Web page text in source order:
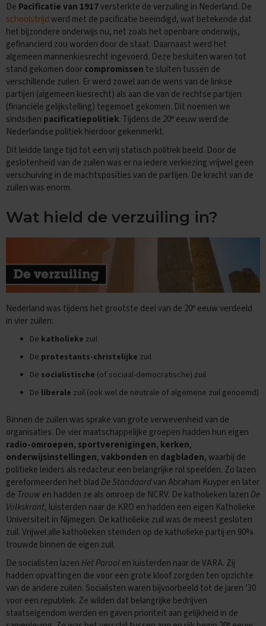
E
c
o
o
m
i
e
E
x
a
m
e
n
t
i
s
O
e
n
a
m
n
s
E
g
l
s
E
x
a
m
e
n
t
p
s
O
e
f
e
n
De Pacificatie van 1917versterkte de verzuiling in Nederland. De
schoolstrijdwerd met de pacificatie beëindigd, wat betekende dat
het bijzondere onderwijs nu, net zoals het openbare onderwijs,
gefinancierd zou worden door de staat. Daarnaast werd het
algemeen mannenkiesrecht ingevoerd. Deze besluiten waren tot
stand gekomen doorcompromissen te sluiten tussen de
verschillende zuilen. Er werd zowel aan de wens van de linkse
partijen (algemeen kiesrecht) als aan die van de rechtse partijen
(financiële gelijkstelling) tegemoet gekomen. Dit noemen we
sindsdien pacificatiepolitiek. Tijdens de 20e eeuw werd de
Nederlandse politiek hierdoor gekenmerkt.
Dit leidde lange tijd tot een vrij statisch politiek beeld. Door de
geslotenheid van de zuilen was er na iedere verkiezing vrijwel geen
verschuiving in de machtsposities van de partijen. De kracht van de
zuilen was enorm.
Wat hield de verzuiling in?
Nederland was tijdens het grootste deel van de 20e eeuw verdeeld
in vier zuilen:
De katholieke zuil
De protestants-christelijke zuil
De socialistische (of sociaal-democratische) zuil
De liberale zuil (ook wel de neutrale of algemene zuil genoemd)
Binnen de zuilen was sprake van grote verwevenheid van de
organisaties. De vier maatschappelijke groepen hadden hun eigen
radio-omroepen, sportverenigingen, kerken,
onderwijsinstellingen,vakbonden en dagbladen, waarbij de
politieke leiders als redacteur een belangrijke rol speelden. Zo lazen
gereformeerden het blad De Standaardvan Abraham Kuyper en later
de Trouwen hadden ze als omroep de NCRV. De katholieken lazen De
Volkskrant, luisterden naar de KRO en hadden een eigen Katholieke
Universiteit in Nijmegen. De katholieke zuil was de meest gesloten
zuil. Vrijwel alle katholieken stemden op de katholieke partij en 90%
trouwde binnen de eigen zuil.
De socialisten lazen Het Paroolen luisterden naar de VARA. Zij
hadden opvattingen die voor een grote kloof zorgden ten opzichte
van de andere zuilen. Socialisten waren bijvoorbeeld tot de jaren ’30
voor een republiek. Ze wilden dat belangrijke bedrijven
staatseigendom werden en gaven prioriteit aan gelijkheid in de
e